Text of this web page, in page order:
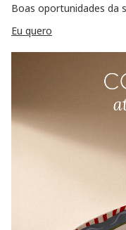
Boas oportunidades da
Eu quero